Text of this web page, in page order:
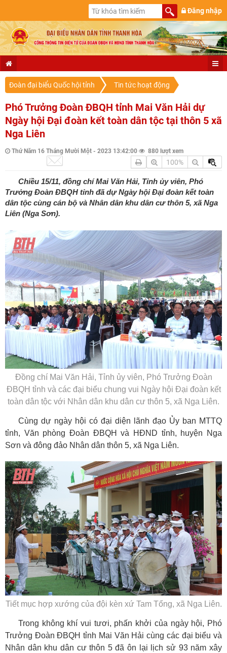
Đăng nhập
Đoàn đại biểu Quốc hội tỉnh Tin tức hoạt động
Phó Trưởng Đoàn ĐBQH tỉnh Mai Văn Hải dự
Ngày hội Đại đoàn kết toàn dân tộc tại thôn 5 xã
Nga Liên
Thứ Năm 16 Tháng Mười Một - 2023 13:42:00 880 lượt xem
100%
Chiều 15/11, đồng chí Mai Văn Hải, Tỉnh ủy viên, Phó
Trưởng Đoàn ĐBQH tỉnh đã dự Ngày hội Đại đoàn kết toàn
dân tộc cùng cán bộ và Nhân dân khu dân cư thôn 5, xã Nga
Liên (Nga Sơn).
Đồng chí Mai Văn Hải, Tỉnh ủy viên, Phó Trưởng Đoàn
ĐBQH tỉnh và các đại biểu chung vui Ngày hội Đại đoàn kết
toàn dân tộc với Nhân dân khu dân cư thôn 5, xã Nga Liên.
Cùng dự ngày hội có đại diện lãnh đạo Ủy ban MTTQ
tỉnh, Văn phòng Đoàn ĐBQH và HĐND tỉnh, huyện Nga
Sơn và đông đảo Nhân dân thôn 5, xã Nga Liên.
Tiết mục hợp xướng của đội kèn xứ Tam Tổng, xã Nga Liên.
Trong không khí vui tươi, phấn khởi của ngày hội, Phó
Trưởng Đoàn ĐBQH tỉnh Mai Văn Hải cùng các đại biểu và
Nhân dân khu dân cư thôn 5 đã ôn lại lịch sử 93 năm xây